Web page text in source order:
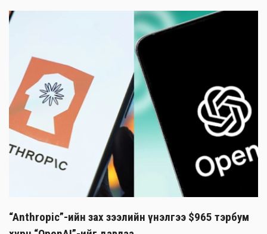
“Anthropic”-ийн зах зээлийн үнэлгээ $965 тэрбум